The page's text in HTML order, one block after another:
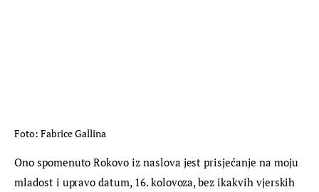
Foto: Fabrice Gallina
Ono spomenuto Rokovo iz naslova jest prisjećanje na moju
mladost i upravo datum, 16. kolovoza, bez ikakvih vjerskih